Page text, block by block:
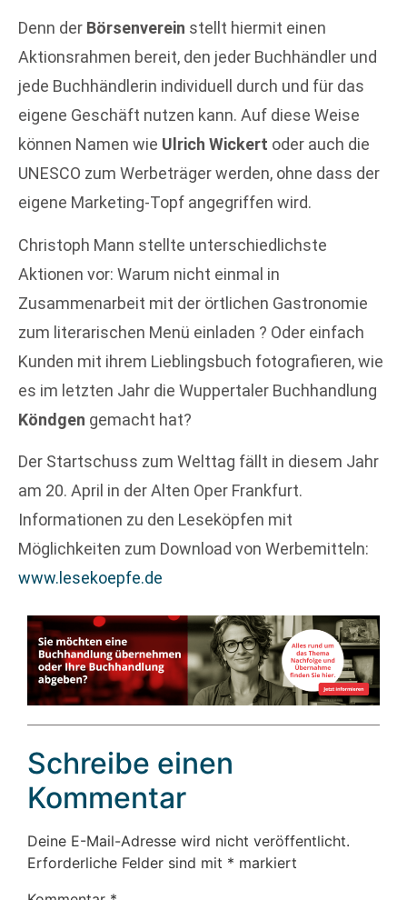
Denn der Börsenverein stellt hiermit einen
Aktionsrahmen bereit, den jeder Buchhändler und
jede Buchhändlerin individuell durch und für das
eigene Geschäft nutzen kann. Auf diese Weise
können Namen wie Ulrich Wickert oder auch die
UNESCO zum Werbeträger werden, ohne dass der
eigene Marketing-Topf angegriffen wird.
Christoph Mann stellte unterschiedlichste
Aktionen vor: Warum nicht einmal in
Zusammenarbeit mit der örtlichen Gastronomie
zum literarischen Menü einladen ? Oder einfach
Kunden mit ihrem Lieblingsbuch fotografieren, wie
es im letzten Jahr die Wuppertaler Buchhandlung
Köndgen gemacht hat?
Der Startschuss zum Welttag fällt in diesem Jahr
am 20. April in der Alten Oper Frankfurt.
Informationen zu den Leseköpfen mit
Möglichkeiten zum Download von Werbemitteln:
www.lesekoepfe.de
Schreibe einen
Kommentar
Deine E-Mail-Adresse wird nicht veröffentlicht.
Erforderliche Felder sind mit * markiert